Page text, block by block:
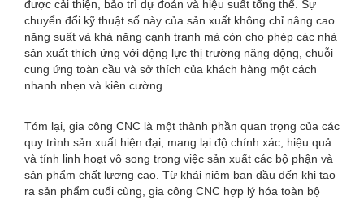
được cải thiện, bảo trì dự đoán và hiệu suất tổng thể. Sự
chuyển đổi kỹ thuật số này của sản xuất không chỉ nâng cao
năng suất và khả năng cạnh tranh mà còn cho phép các nhà
sản xuất thích ứng với động lực thị trường năng động, chuỗi
cung ứng toàn cầu và sở thích của khách hàng một cách
nhanh nhẹn và kiên cường.
Tóm lại, gia công CNC là một thành phần quan trọng của các
quy trình sản xuất hiện đại, mang lại độ chính xác, hiệu quả
và tính linh hoạt vô song trong việc sản xuất các bộ phận và
sản phẩm chất lượng cao. Từ khái niệm ban đầu đến khi tạo
ra sản phẩm cuối cùng, gia công CNC hợp lý hóa toàn bộ